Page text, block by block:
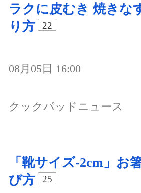
ラクに皮むき 焼きな
り方
22
08月05日 16:00
クックパッドニュース
「靴サイズ-2cm」お
び方
25